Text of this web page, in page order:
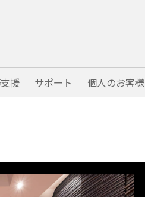
援 サポート 個人のお客様